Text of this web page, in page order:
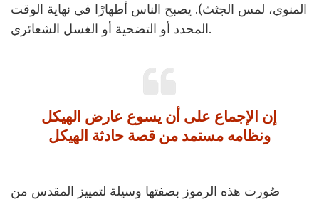
المنوي، لمس الجثث). يصبح الناس أطهارًا في نهاية الوقت
المحدد أو التضحية أو الغسل الشعائري.
إن الإجماع على أن يسوع عارض الهيكل
ونظامه مستمد من قصة حادثة الهيكل
صُورت هذه الرموز بصفتها وسيلة لتمييز المقدس من